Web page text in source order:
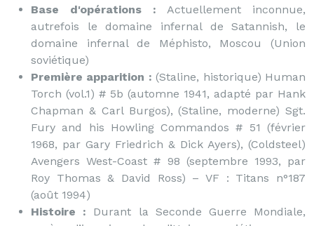
Base d'opérations :Actuellement inconnue,
autrefois le domaine infernal de Satannish, le
domaine infernal de Méphisto, Moscou (Union
soviétique)
Première apparition : (Staline, historique) Human
Torch (vol.1) # 5b (automne 1941, adapté par Hank
Chapman & Carl Burgos), (Staline, moderne) Sgt.
Fury and his Howling Commandos # 51 (février
1968, par Gary Friedrich & Dick Ayers), (Coldsteel)
Avengers West-Coast # 98 (septembre 1993, par
Roy Thomas & David Ross) – VF : Titans n°187
(août 1994)
Histoire : Durant la Seconde Guerre Mondiale,